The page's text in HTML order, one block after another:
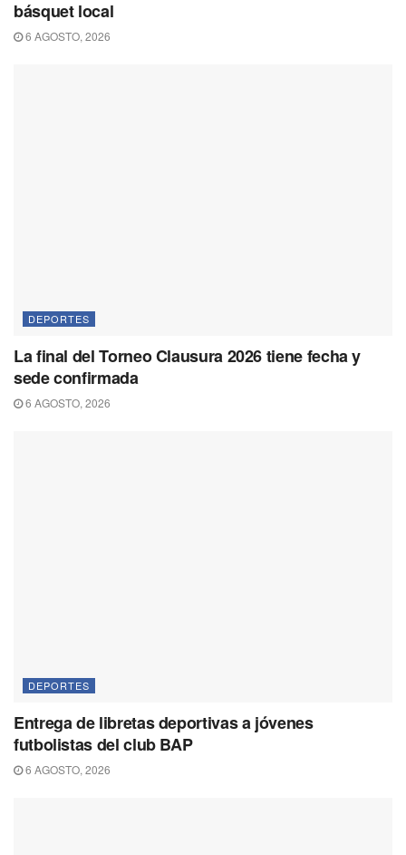
básquet local
6 AGOSTO, 2026
DEPORTES
La final del Torneo Clausura 2026 tiene fecha y
sede confirmada
6 AGOSTO, 2026
DEPORTES
Entrega de libretas deportivas a jóvenes
futbolistas del club BAP
6 AGOSTO, 2026